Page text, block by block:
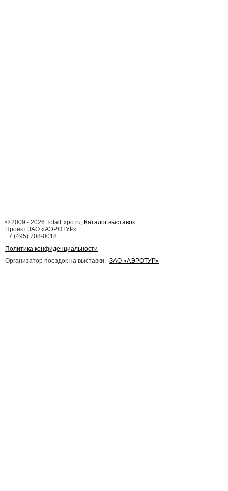
© 2009 - 2026 TotalExpo.ru, Каталог выставок.
Проект ЗАО «АЭРОТУР»
+7 (495) 708-0018
Политика конфиденциальности
Организатор поездок на выставки - ЗАО «АЭРОТУР»